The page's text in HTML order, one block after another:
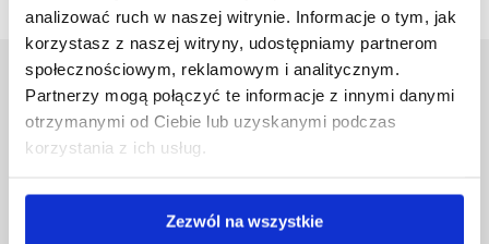
analizować ruch w naszej witrynie. Informacje o tym, jak
korzystasz z naszej witryny, udostępniamy partnerom
społecznościowym, reklamowym i analitycznym.
Partnerzy mogą połączyć te informacje z innymi danymi
otrzymanymi od Ciebie lub uzyskanymi podczas
korzystania z ich usług.
Zezwól na wszystkie
Uniwersytet Rzeszowski
Al. Tadeusza Rejtana 16C